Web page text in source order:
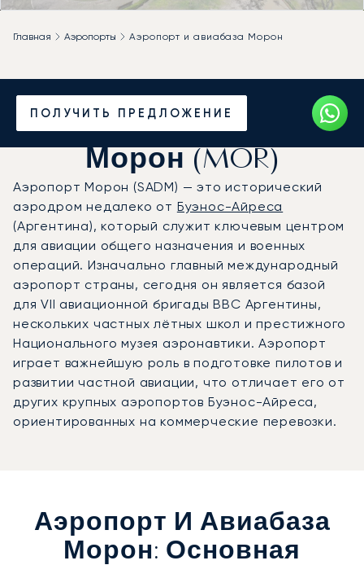
ПОЛУЧИТЬ ПРЕДЛОЖЕНИЕ
Главная Аэропорты Аэропорт и авиабаза Морон
Частный джет в
аэропорт и авиабазу
Морон (MOR)
Аэропорт Морон (SADM) — это исторический
аэродром недалеко от Буэнос-Айреса
(Аргентина), который служит ключевым центром
для авиации общего назначения и военных
операций. Изначально главный международный
аэропорт страны, сегодня он является базой
для VII авиационной бригады ВВС Аргентины,
нескольких частных лётных школ и престижного
Национального музея аэронавтики. Аэропорт
играет важнейшую роль в подготовке пилотов и
развитии частной авиации, что отличает его от
других крупных аэропортов Буэнос-Айреса,
ориентированных на коммерческие перевозки.
Аэропорт И Авиабаза
Морон: Основная